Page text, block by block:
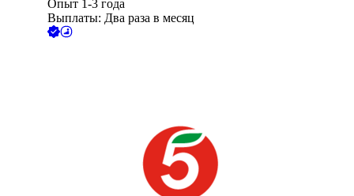
Опыт 1-3 года
Выплаты: Два раза в месяц